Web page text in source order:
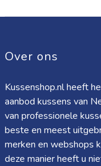
Over ons
Kussenshop.nl heeft
aanbod kussens van
van professionele
beste en meest
merken en webshops
deze manier heeft u